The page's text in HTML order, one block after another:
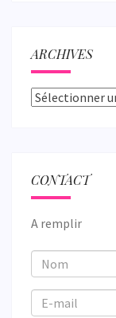
ARCHIVES
Archives
CONTACT
A remplir
Nom